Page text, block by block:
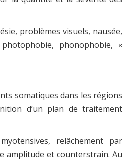
problèmes visuels, nausée,
phonophobie, «
somatiques dans les régions
d’un plan de traitement
relâchement par
amplitude et counterstrain. Au